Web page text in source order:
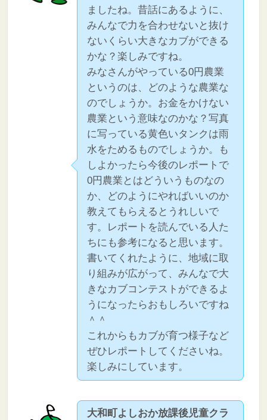
ましたね。昔話にあるように、
みんなで力を合わせないと抜け
ないくらい大きなカブができる
かな？楽しみですね。
みなさんがやっている0円農業
というのは、どのような農業な
のでしょうか。お金をかけない
農業という意味なのかな？写真
に写っている黄色いタンクは雨
水をためるものでしょうか。も
しよかったら今後のレポートで
0円農業とはどういうものなの
か、どのようにやればいいのか
教えてもらえるとうれしいで
す。レポートを読んでいる人た
ちにも参考になると思います。
書いてくれたように、地域に取
り組みが広がって、みんなで大
きなカブコンテストができるよ
うになったらおもしろいですね
＾＾
これからもカブが育つ様子など
ぜひレポートしてくださいね。
楽しみにしています。
大和町よしおか放課後児童クラ